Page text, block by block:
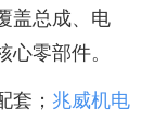
盖总成、电
零部件。
套； 兆威机电